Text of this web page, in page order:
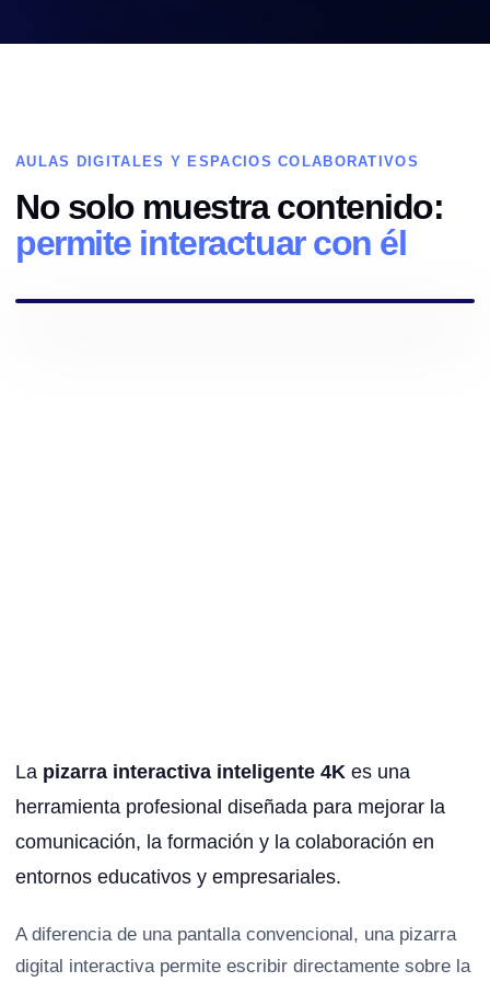
AULAS DIGITALES Y ESPACIOS COLABORATIVOS
No solo muestra contenido:
permite interactuar con él
La pizarra interactiva inteligente 4K es una
herramienta profesional diseñada para mejorar la
comunicación, la formación y la colaboración en
entornos educativos y empresariales.
A diferencia de una pantalla convencional, una pizarra
digital interactiva permite escribir directamente sobre la